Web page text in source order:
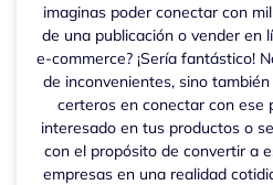
imaginas poder conectar con
de una publicación o vender en
e-commerce? ¡Sería fantástico!
de inconvenientes, sino
certeros en conectar con ese
interesado en tus productos o
con el propósito de convertir a
empresas en una realidad